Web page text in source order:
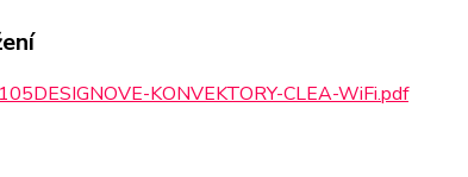
KONVEKTORY-CLEA-WiFi.pdf